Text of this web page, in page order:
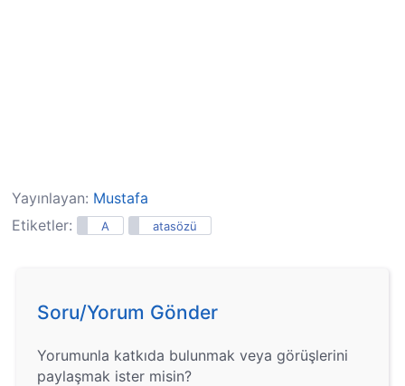
Yayınlayan: Mustafa
Etiketler:
A atasözü
Soru/Yorum Gönder
Yorumunla katkıda bulunmak veya görüşlerini
paylaşmak ister misin?